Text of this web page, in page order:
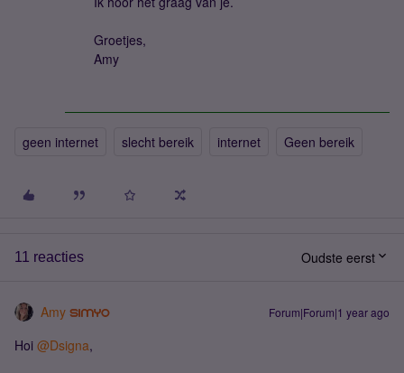
Groetjes,
Amy
geen internet slecht bereik internet Geen bereik
11 reacties Oudste eerst
Amy Forum|Forum|1 year ago
Hoi ​ @Dsigna,